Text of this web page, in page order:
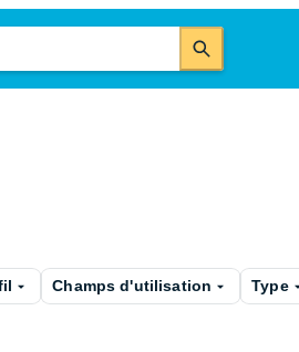
Champs d'utilisation Type